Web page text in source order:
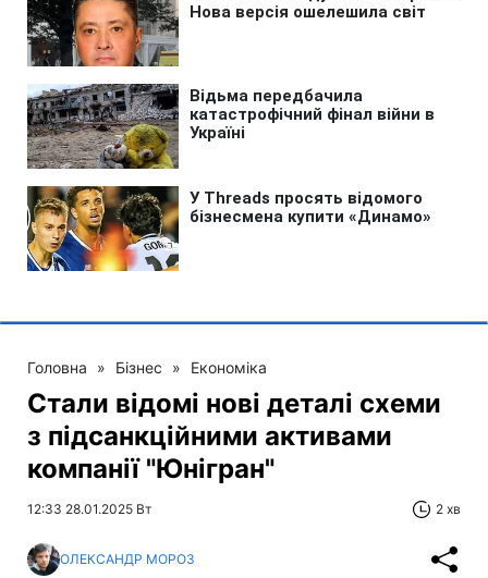
Головна » Бізнес » Економіка
Стали відомі нові деталі схеми
з підсанкційними активами
компанії "Юнігран"
12:33 28.01.2025 Вт 2 хв
ОЛЕКСАНДР МОРОЗ